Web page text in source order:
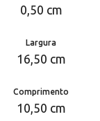
0,50 cm
Largura
16,50 cm
Comprimento
10,50 cm